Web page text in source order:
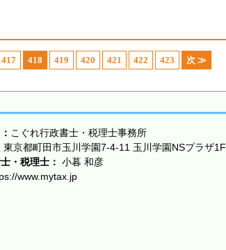
417 418 419 420 421 422 423 次 ≫
こぐれ行政書士・税理士事務所
東京都町田市玉川学園7-4-11 玉川学園NSプラザ1F
・税理士： 小暮 和彦
www.mytax.jp